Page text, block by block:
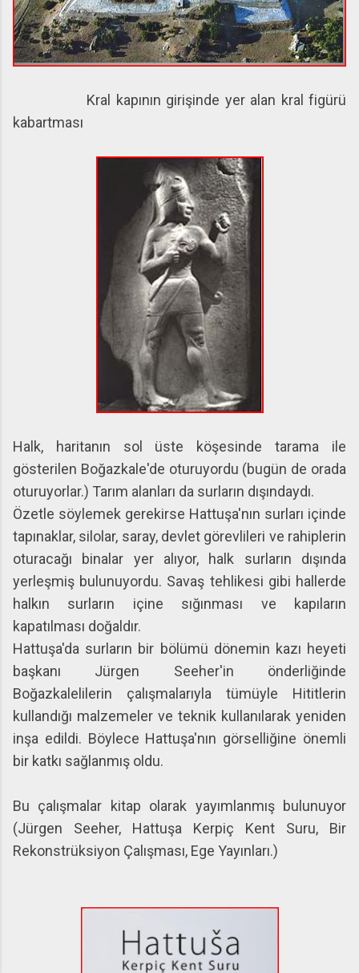
kapının girişinde yer alan kral figürü
kabartması
Halk, haritanın sol üste köşesinde tarama ile
gösterilen Boğazkale'de oturuyordu (bugün de orada
oturuyorlar.) Tarım alanları da surların dışındaydı.
Özetle söylemek gerekirse Hattuşa'nın surları içinde
tapınaklar, silolar, saray, devlet görevlileri ve rahiplerin
oturacağı binalar yer alıyor, halk surların dışında
yerleşmiş bulunuyordu. Savaş tehlikesi gibi hallerde
halkın surların içine sığınması ve kapıların
kapatılması doğaldır.
Hattuşa'da surların bir bölümü dönemin kazı heyeti
başkanı Jürgen Seeher'in önderliğinde
Boğazkalelilerin çalışmalarıyla tümüyle Hititlerin
kullandığı malzemeler ve teknik kullanılarak yeniden
inşa edildi. Böylece Hattuşa'nın görselliğine önemli
bir katkı sağlanmış oldu.
Bu çalışmalar kitap olarak yayımlanmış bulunuyor
(Jürgen Seeher, Hattuşa Kerpiç Kent Suru, Bir
Rekonstrüksiyon Çalışması, Ege Yayınları.)